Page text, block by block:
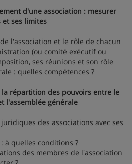
d'une association : mesurer
et ses limites
l'association et le rôle de chacun
(ou comité exécutif ou
ses réunions et son rôle
: quelles compétences ?
la répartition des pouvoirs entre le
l'assemblée générale
des associations avec ses
quelles conditions ?
des membres de l'association